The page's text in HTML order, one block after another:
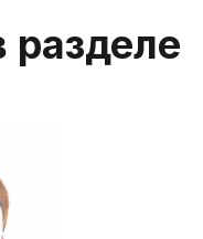
разделе